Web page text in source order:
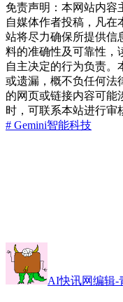
免责声明：本网站内容
自媒体作者投稿，凡在
站将尽力确保所提供信
料的准确性及可靠性，
自主决定的行为负责。
或遗漏，概不负任何法
的网页或链接内容可能
时，可联系本站进行审
# Gemini智能科技
AI快讯网编辑-